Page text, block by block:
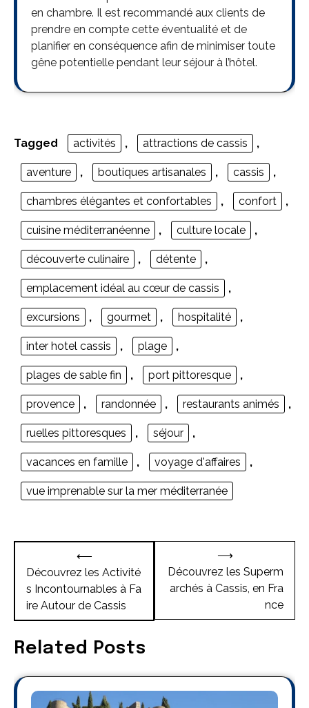
en chambre. Il est recommandé aux clients de
prendre en compte cette éventualité et de
planifier en conséquence afin de minimiser toute
gêne potentielle pendant leur séjour à l’hôtel.
Tagged activités , attractions de cassis ,
aventure , boutiques artisanales , cassis ,
chambres élégantes et confortables , confort ,
cuisine méditerranéenne , culture locale ,
découverte culinaire , détente ,
emplacement idéal au cœur de cassis ,
excursions , gourmet , hospitalité ,
inter hotel cassis , plage ,
plages de sable fin , port pittoresque ,
provence , randonnée , restaurants animés ,
ruelles pittoresques , séjour ,
vacances en famille , voyage d'affaires ,
vue imprenable sur la mer méditerranée
Navigation
de
l’article
⟵
Découvrez les Activité
s Incontournables à Fa
ire Autour de Cassis
Découvrez les Superm
archés à Cassis, en Fra
nce
⟶
Related Posts